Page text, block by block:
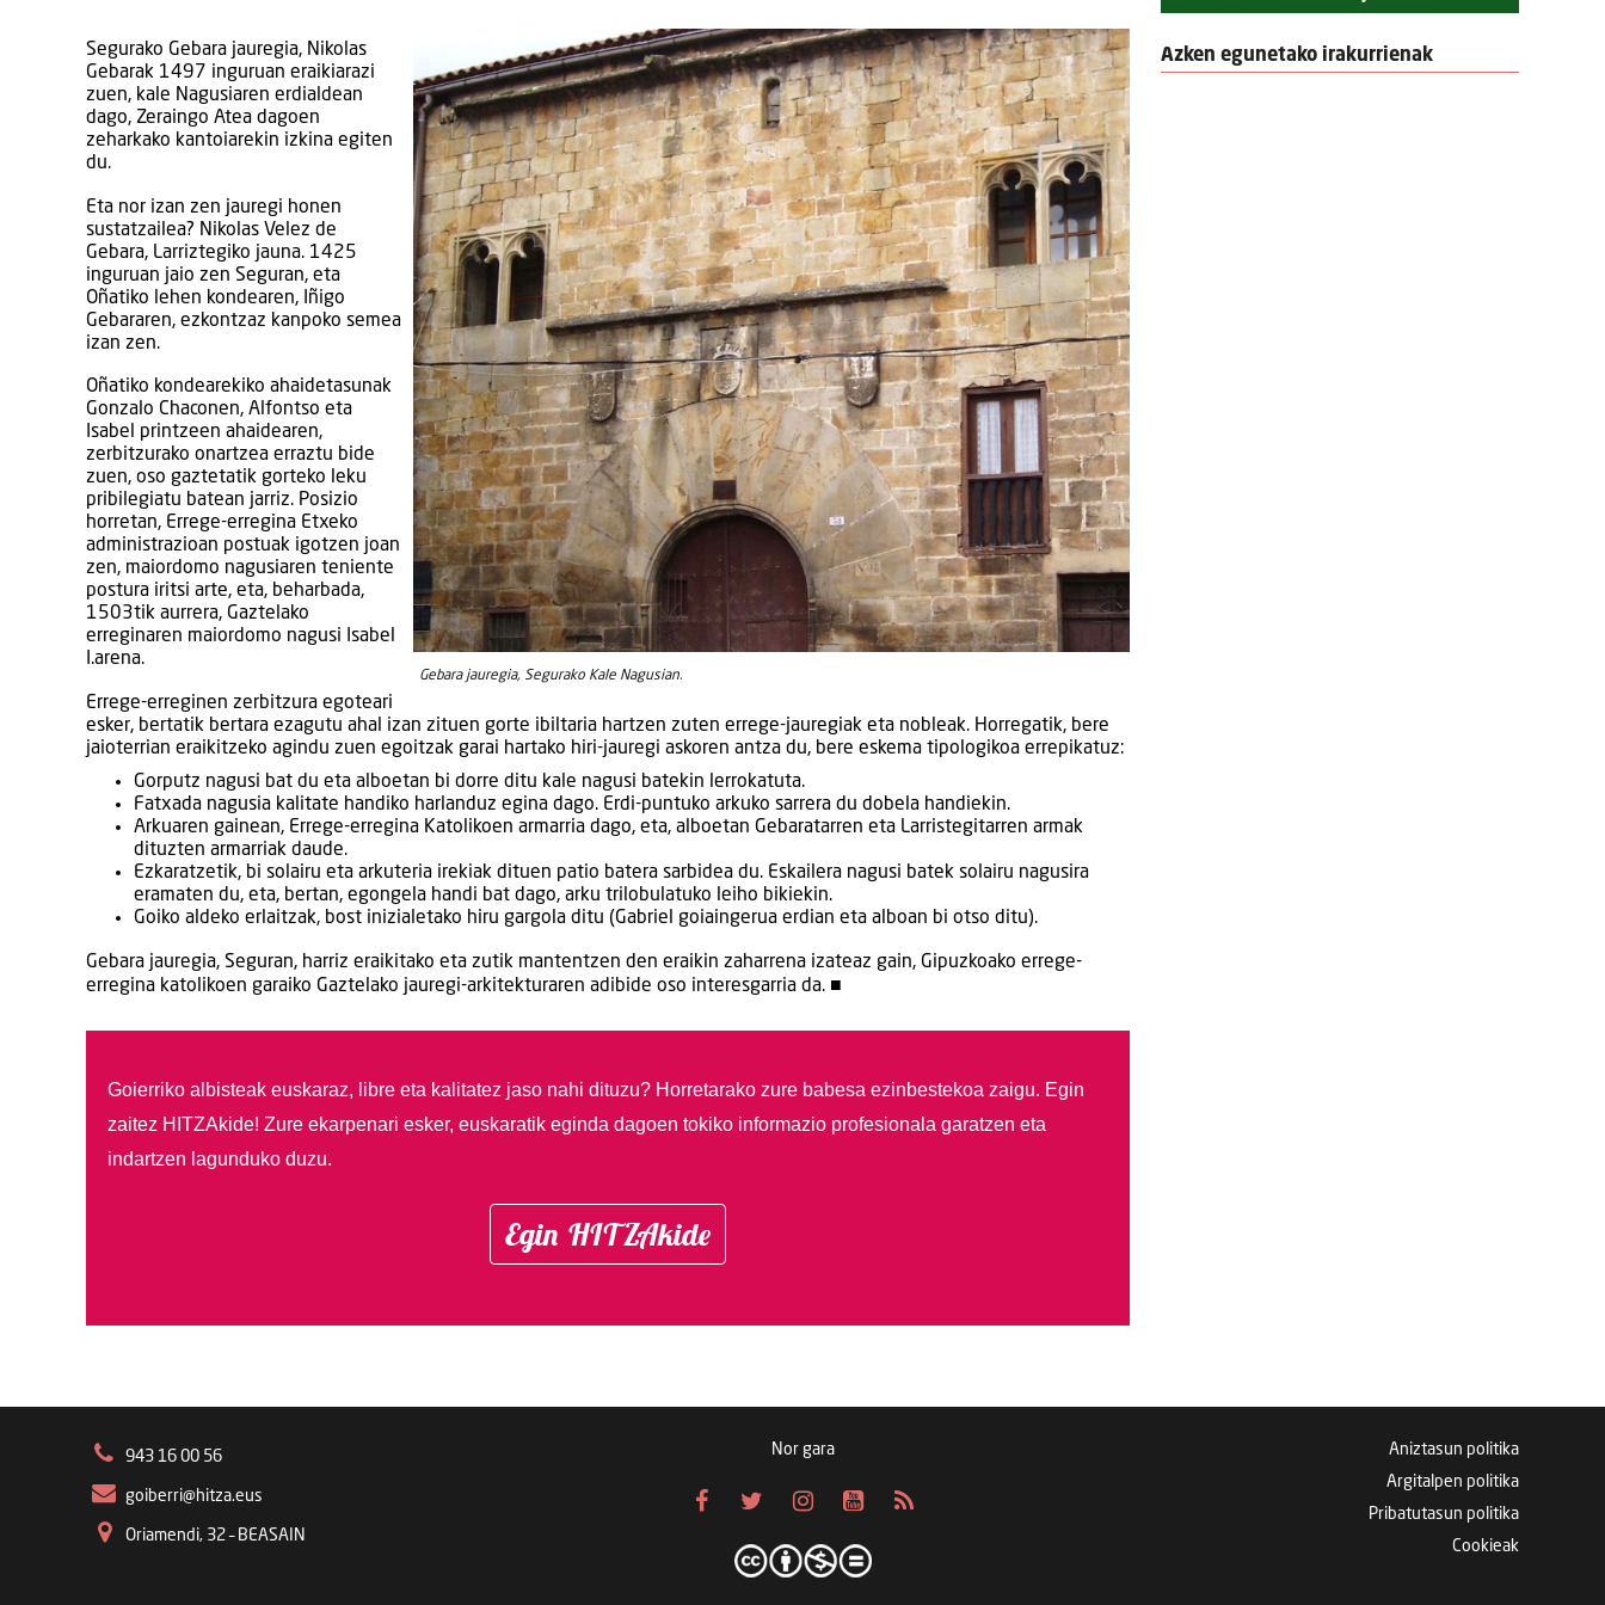
Gebara jauregia, Segurako Kale Nagusian.
Segurako Gebara jauregia, Nikolas
Gebarak 1497 inguruan eraikiarazi
zuen, kale Nagusiaren erdialdean
dago, Zeraingo Atea dagoen
zeharkako kantoiarekin izkina egiten
du.
Eta nor izan zen jauregi honen
sustatzailea? Nikolas Velez de
Gebara, Larriztegiko jauna. 1425
inguruan jaio zen Seguran, eta
Oñatiko lehen kondearen, Iñigo
Gebararen, ezkontzaz kanpoko semea
izan zen.
Oñatiko kondearekiko ahaidetasunak
Gonzalo Chaconen, Alfontso eta
Isabel printzeen ahaidearen,
zerbitzurako onartzea erraztu bide
zuen, oso gaztetatik gorteko leku
pribilegiatu batean jarriz. Posizio
horretan, Errege-erregina Etxeko
administrazioan postuak igotzen joan
zen, maiordomo nagusiaren teniente
postura iritsi arte, eta, beharbada,
1503tik aurrera, Gaztelako
erreginaren maiordomo nagusi Isabel
I.arena.
Errege-erreginen zerbitzura egoteari
esker, bertatik bertara ezagutu ahal izan zituen gorte ibiltaria hartzen zuten errege-jauregiak eta nobleak. Horregatik, bere
jaioterrian eraikitzeko agindu zuen egoitzak garai hartako hiri-jauregi askoren antza du, bere eskema tipologikoa errepikatuz:
Gorputz nagusi bat du eta alboetan bi dorre ditu kale nagusi batekin lerrokatuta.
Fatxada nagusia kalitate handiko harlanduz egina dago. Erdi-puntuko arkuko sarrera du dobela handiekin.
Arkuaren gainean, Errege-erregina Katolikoen armarria dago, eta, alboetan Gebaratarren eta Larristegitarren armak
dituzten armarriak daude.
Ezkaratzetik, bi solairu eta arkuteria irekiak dituen patio batera sarbidea du. Eskailera nagusi batek solairu nagusira
eramaten du, eta, bertan, egongela handi bat dago, arku trilobulatuko leiho bikiekin.
Goiko aldeko erlaitzak, bost inizialetako hiru gargola ditu (Gabriel goiaingerua erdian eta alboan bi otso ditu).
Gebara jauregia, Seguran, harriz eraikitako eta zutik mantentzen den eraikin zaharrena izateaz gain, Gipuzkoako errege-
erregina katolikoen garaiko Gaztelako jauregi-arkitekturaren adibide oso interesgarria da. ■
Goierriko albisteak euskaraz, libre eta kalitatez jaso nahi dituzu? Horretarako zure babesa ezinbestekoa zaigu. Egin
zaitez HITZAkide! Zure ekarpenari esker, euskaratik eginda dagoen tokiko informazio profesionala garatzen eta
indartzen lagunduko duzu.
Egin HITZAkide
Azken egunetako irakurrienak
943 16 00 56
goiberri@hitza.eus
Oriamendi, 32 – BEASAIN
Nor gara
Aniztasun politika
Argitalpen politika
Pribatutasun politika
Cookieak